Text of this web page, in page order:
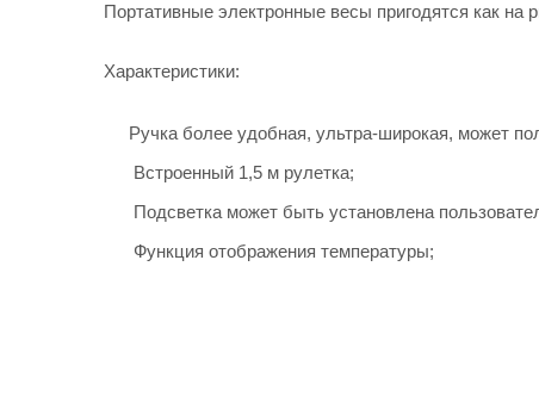
Портативные электронные весы пригодятся как
Характеристики:
Ручка более удобная, ультра-широкая, может
Встроенный 1,5 м рулетка;
Подсветка может быть установлена
Функция отображения температуры;